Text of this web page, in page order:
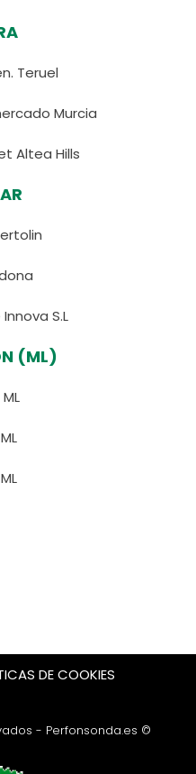
Teruel
Murcia
Altea Hills
S.L
(ML)
DE COOKIES
- Perfonsonda.es ©